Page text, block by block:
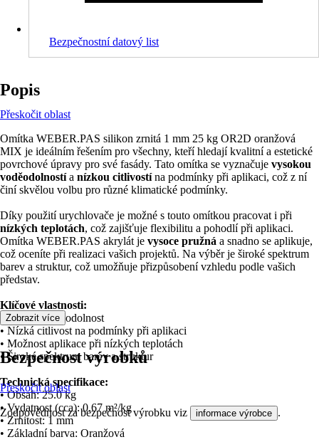
Bezpečnostní datový list
Popis
Přeskočit oblast
Omítka WEBER.PAS silikon zrnitá 1 mm 25 kg OR2D oranžová
MIX je ideálním řešením pro všechny, kteří hledají kvalitní a estetické
povrchové úpravy pro své fasády. Tato omítka se vyznačuje vysokou
voděodolnostía nízkou citlivostína podmínky při aplikaci, což z ní
činí skvělou volbu pro různé klimatické podmínky.
Díky použití urychlovače je možné s touto omítkou pracovat i při
nízkých teplotách, což zajišťuje flexibilitu a pohodlí při aplikaci.
Omítka WEBER.PAS akrylát je vysoce pružná a snadno se aplikuje,
což oceníte při realizaci vašich projektů. Na výběr je široké spektrum
barev a struktur, což umožňuje přizpůsobení vzhledu podle vašich
představ.
Klíčové vlastnosti:
• Vysoká voděodolnost
• Nízká citlivost na podmínky při aplikaci
• Možnost aplikace při nízkých teplotách
• Široké spektrum barev a struktur
Technická specifikace:
• Obsah: 25.0 kg
• Vydatnost (cca): 0.67 m²/kg
• Zrnitost: 1 mm
• Základní barva: Oranžová
Zobrazit více
Bezpečnost výrobků
Přeskočit oblast
Zodpovědnost za bezpečnost výrobku viz informace výrobce .